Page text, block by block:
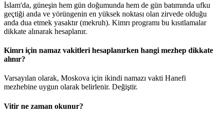
İslam'da, güneşin hem gün doğumunda hem de gün batımında ufku
geçtiği anda ve yörüngenin en yüksek noktası olan zirvede olduğu
anda dua etmek yasaktır (mekruh). Kimrı programı bu kısıtlamalar
dikkate alınarak hesaplanır.
Kimrı için namaz vakitleri hesaplanırken hangi mezhep dikkate
alınır?
Varsayılan olarak, Moskova için ikindi namazı vakti Hanefi
mezhebine uygun olarak belirlenir. Değiştir.
Vitir ne zaman okunur?